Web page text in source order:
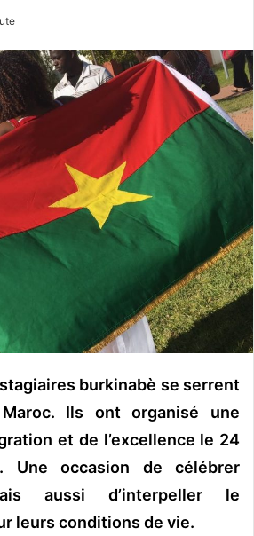
burkinabè se serrent
Ils ont organisé une
et de l’excellence le 24
Une occasion de célébrer
aussi d’interpeller le
leurs conditions de vie.